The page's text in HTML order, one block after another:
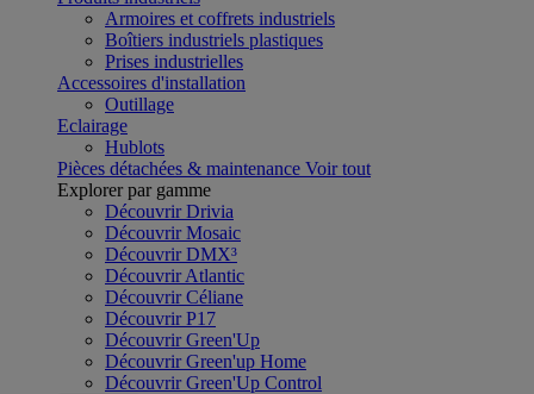
Armoires et coffrets industriels
Boîtiers industriels plastiques
Prises industrielles
Accessoires d'installation
Outillage
Eclairage
Hublots
Pièces détachées & maintenance Voir tout
Explorer par gamme
Découvrir Drivia
Découvrir Mosaic
Découvrir DMX³
Découvrir Atlantic
Découvrir Céliane
Découvrir P17
Découvrir Green'Up
Découvrir Green'up Home
Découvrir Green'Up Control